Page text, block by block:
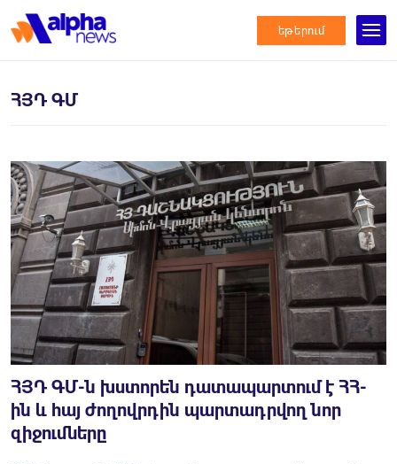
եթերում
ՀՅԴ ԳՄ
ՀՅԴ ԳՄ-ն խստորեն դատապարտում է ՀՀ-
ին և հայ ժողովրդին պարտադրվող նոր
զիջումները